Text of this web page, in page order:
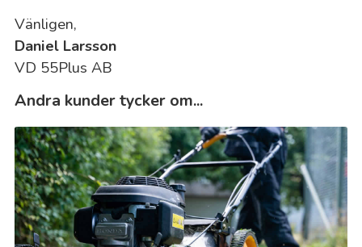
Vänligen,
Daniel Larsson
VD 55Plus AB
Andra kunder tycker om...